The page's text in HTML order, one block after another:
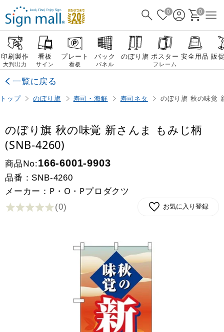
0 0
印刷製作
大判出力
看板
サイン
プレート
看板
バック
パネル
のぼり旗 ポスター
フレーム
安全用品 販
一覧に戻る
トップ のぼり旗 寿司・海鮮 寿司ネタ のぼり旗 秋の味覚
のぼり旗 秋の味覚 新さんま もみじ柄
(SNB-4260)
商品No:166-6001-9903
品番： SNB-4260
メーカー：P・O・Pプロダクツ
(0) お気に入り登録